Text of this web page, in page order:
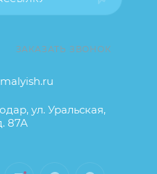
ЗАКАЗАТЬ ЗВОНОК
ул. Уральская,
87А